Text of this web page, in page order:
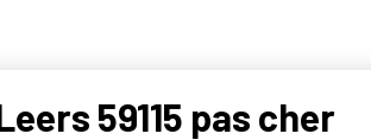
59115 pas cher